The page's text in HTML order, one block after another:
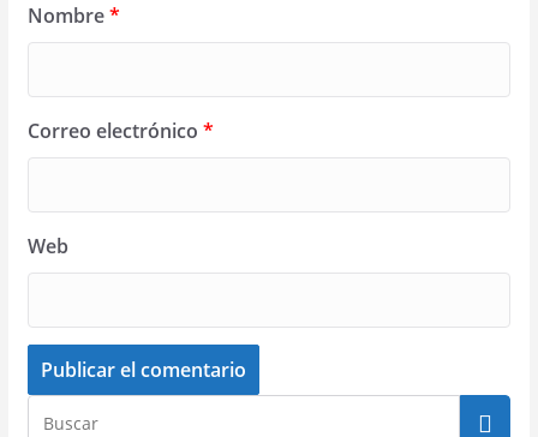
Nombre*
Correo electrónico *
Web